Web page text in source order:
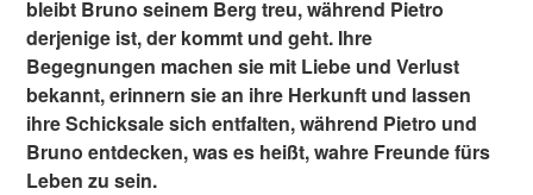
bleibt Bruno seinem Berg treu, während Pietro
derjenige ist, der kommt und geht. Ihre
Begegnungen machen sie mit Liebe und Verlust
bekannt, erinnern sie an ihre Herkunft und lassen
ihre Schicksale sich entfalten, während Pietro und
Bruno entdecken, was es heißt, wahre Freunde fürs
Leben zu sein.